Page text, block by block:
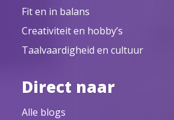
Fit en in balans
Creativiteit en hobby’s
Taalvaardigheid en cultuur
Direct naar
Alle blogs